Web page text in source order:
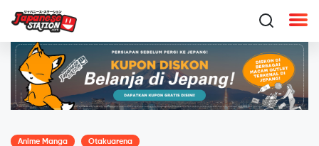
Anime Manga Otakuarena